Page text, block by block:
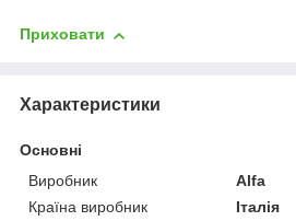
Приховати
Характеристики
Основні
Виробник
Alfa
Країна виробник
Італія